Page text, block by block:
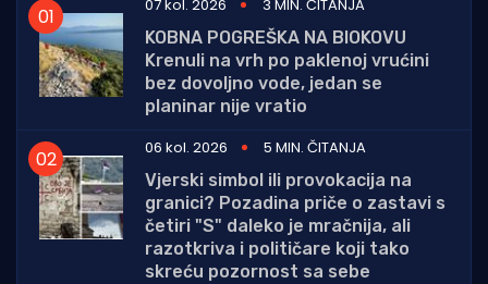
07 kol. 2026
3 MIN. ČITANJA
KOBNA POGREŠKA NA BIOKOVU
Krenuli na vrh po paklenoj vrućini
bez dovoljno vode, jedan se
planinar nije vratio
06 kol. 2026
5 MIN. ČITANJA
Vjerski simbol ili provokacija na
granici? Pozadina priče o zastavi s
četiri "S" daleko je mračnija, ali
razotkriva i političare koji tako
skreću pozornost sa sebe